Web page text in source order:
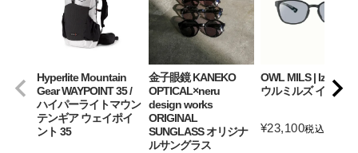
Hyperlite Mountain
Gear WAYPOINT 35 /
ハイパーライトマウン
テンギア ウェイポイ
ント 35
金子眼鏡 KANEKO
OPTICAL×neru
design works
ORIGINAL
SUNGLASS オリジナ
ルサングラス
OWL MILS | Izanagi
ウルミルズ イザナギ
¥23,100税込